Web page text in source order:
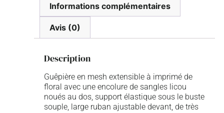
Informations complémentaires
Avis (0)
Description
Guêpière en mesh extensible à imprimé de
floral avec une encolure de sangles licou
noués au dos, support élastique sous le buste
souple, large ruban ajustable devant, de très